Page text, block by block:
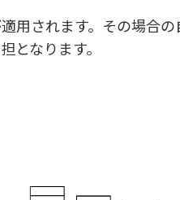
用されます。その場合の
となります。